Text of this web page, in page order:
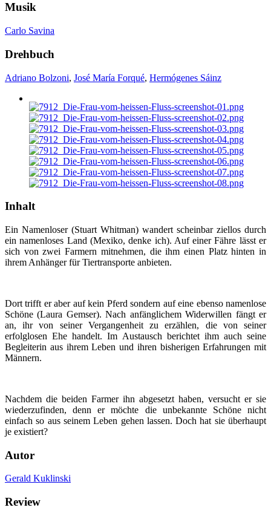
Musik
Carlo Savina
Drehbuch
Adriano Bolzoni, José María Forqué, Hermógenes Sáinz
Inhalt
Ein Namenloser (Stuart Whitman) wandert scheinbar ziellos durch
ein namenloses Land (Mexiko, denke ich). Auf einer Fähre lässt er
sich von zwei Farmern mitnehmen, die ihm einen Platz hinten in
ihrem Anhänger für Tiertransporte anbieten.
Dort trifft er aber auf kein Pferd sondern auf eine ebenso namenlose
Schöne (Laura Gemser). Nach anfänglichem Widerwillen fängt er
an, ihr von seiner Vergangenheit zu erzählen, die von seiner
erfolglosen Ehe handelt. Im Austausch berichtet ihm auch seine
Begleiterin aus ihrem Leben und ihren bisherigen Erfahrungen mit
Männern.
Nachdem die beiden Farmer ihn abgesetzt haben, versucht er sie
wiederzufinden, denn er möchte die unbekannte Schöne nicht
einfach so aus seinem Leben gehen lassen. Doch hat sie überhaupt
je existiert?
Autor
Gerald Kuklinski
Review